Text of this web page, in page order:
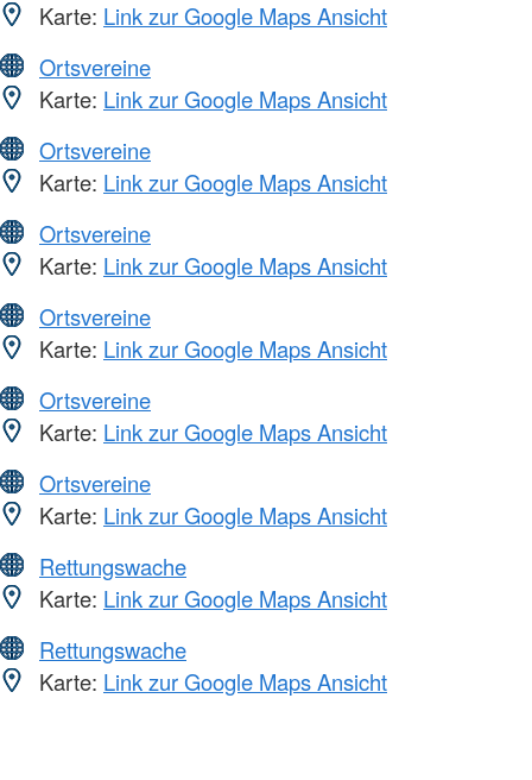
Karte: Link zur Google Maps Ansicht
Ortsvereine
Karte: Link zur Google Maps Ansicht
Ortsvereine
Karte: Link zur Google Maps Ansicht
Ortsvereine
Karte: Link zur Google Maps Ansicht
Ortsvereine
Karte: Link zur Google Maps Ansicht
Ortsvereine
Karte: Link zur Google Maps Ansicht
Ortsvereine
Karte: Link zur Google Maps Ansicht
Rettungswache
Karte: Link zur Google Maps Ansicht
Rettungswache
Karte: Link zur Google Maps Ansicht